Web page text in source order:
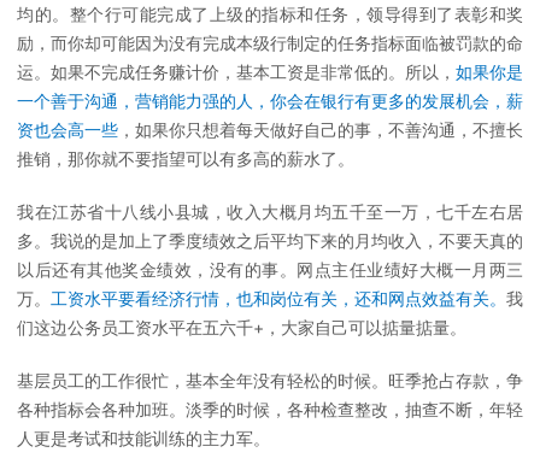
均的。整个行可能完成了上级的指标和任务，领导得到了表彰和奖
励，而你却可能因为没有完成本级行制定的任务指标面临被罚款的命
运。如果不完成任务赚计价，基本工资是非常低的。所以， 如果你是
一个善于沟通，营销能力强的人，你会在银行有更多的发展机会，薪
资也会高一些 ，如果你只想着每天做好自己的事，不善沟通，不擅长
推销，那你就不要指望可以有多高的薪水了。
我在江苏省十八线小县城，收入大概月均五千至一万，七千左右居
多。我说的是加上了季度绩效之后平均下来的月均收入，不要天真的
以后还有其他奖金绩效，没有的事。网点主任业绩好大概一月两三
万。 工资水平要看经济行情，也和岗位有关，还和网点效益有关。 我
们这边公务员工资水平在五六千+，大家自己可以掂量掂量。
基层员工的工作很忙，基本全年没有轻松的时候。旺季抢占存款，争
各种指标会各种加班。淡季的时候，各种检查整改，抽查不断，年轻
人更是考试和技能训练的主力军。